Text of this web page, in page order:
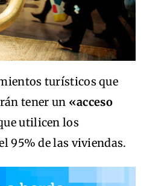
turísticos que
tener un «acceso
utilicen los
95% de las viviendas.